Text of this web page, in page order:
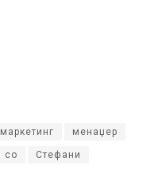
маркетинг менаџер
со Стефани